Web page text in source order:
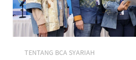
TENTANG BCA SYARIAH